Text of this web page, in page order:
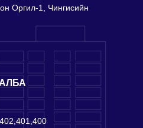
Оргил-1, Чингисийн